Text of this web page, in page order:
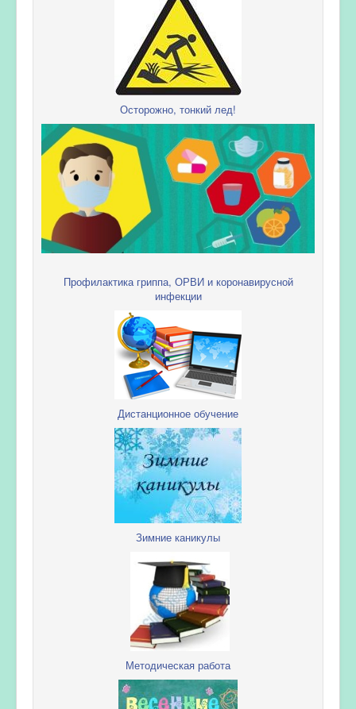
Осторожно, тонкий лед!
Профилактика гриппа, ОРВИ и коронавирусной
инфекции
Дистанционное обучение
Зимние каникулы
Методическая работа